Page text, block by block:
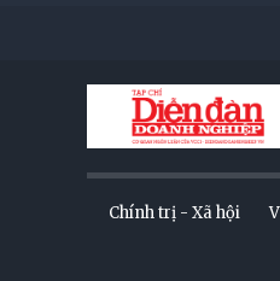
Chính trị - Xã hội